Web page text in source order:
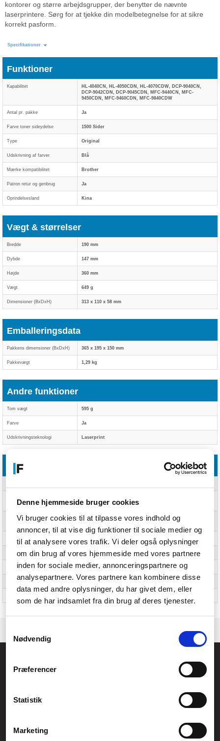
Denne hjemmeside bruger cookies
Vi bruger cookies til at tilpasse vores indhold og
annoncer, til at vise dig funktioner til sociale medier og
til at analysere vores trafik. Vi deler også oplysninger
om din brug af vores hjemmeside med vores partnere
inden for sociale medier, annonceringspartnere og
analysepartnere. Vores partnere kan kombinere disse
data med andre oplysninger, du har givet dem, eller
som de har indsamlet fra din brug af deres tjenester.
Nødvendig
Præferencer
Statistik
Marketing
kontorer og større arbejdsgrupper, der benytter de nævnte
laserprintere. Sørg for at tjekke din modelbetegnelse for at sikre
korrekt pasform.
Specifikationer
Funktioner
Kapabilitet
HL-4040CN, HL-4050CDN, HL-4070CDW, DCP-9040CN,
DCP-9042CDN, DCP-9045CDN, MFC-9440CN, MFC-
9450CDN, MFC-9460CDN, MFC-9840CDW
Antal pr. pakke Ja
Farve toner sideydelse 1500 Sider
Type Original
Udskrivning af farver Blå
Mærke kompatibilitet Brother
Patron retur og genbrug Ja
Oprindelsesland Kina
Vægt & størrelser
Bredde 190 mm
Dybde 147 mm
Højde 360 mm
Vægt 649 g
Dimensioner (BxDxH) 313 x 110 x 58 mm
Emballeringsdata
Pakkens dimensioner (BxDxH) 365 x 195 x 150 mm
Pakkevægt 1,29 kg
Andre funktioner
Tom vægt 595 g
Farve Ja
Udskrivningsteknologi Laserprint
Logistik data
(udvendigt)
Hovedkasser pr. palle
30 stk
Lag pr. palle 5 stk
Produkter pr. palle 120 stk
Pallens bruttohøjde 17,4 cm
Pallens bruttovægt 162 kg
CVR.: 26208637
Generelle henvendelser:
Service- og reklamationsafdelingen: